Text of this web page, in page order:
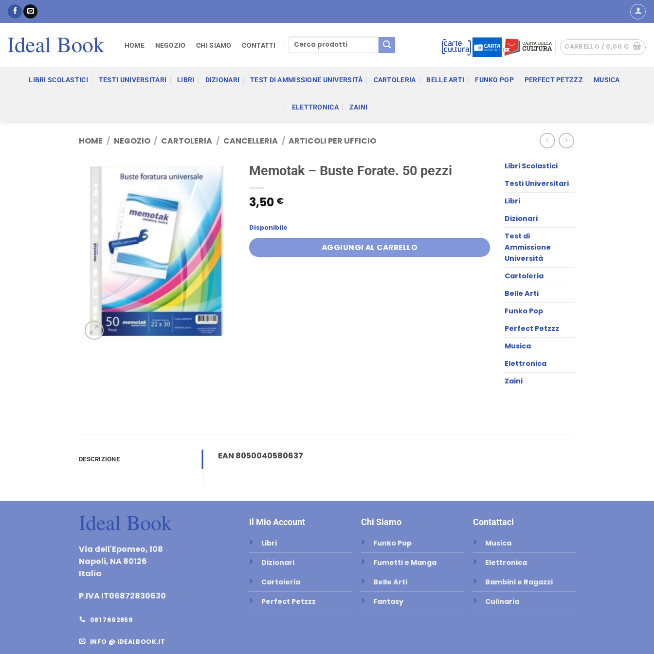
Salta
HOME NEGOZIO CHI SIAMO CONTATTI
Cerca:
CARRELLO / 0,00 €
LIBRI SCOLASTICI TESTI UNIVERSITARI LIBRI DIZIONARI TEST DI AMMISSIONE UNIVERSITÀ CARTOLERIA BELLE ARTI FUNKO POP PERFECT PETZZZ MUSICA
ELETTRONICA ZAINI
HOME / NEGOZIO / CARTOLERIA / CANCELLERIA / ARTICOLI PER UFFICIO
Memotak – Buste Forate. 50 pezzi
3,50 €
Disponibile
AGGIUNGI AL CARRELLO
Libri Scolastici
Testi Universitari
Libri
Dizionari
Test di
Ammissione
Università
Cartoleria
Belle Arti
Funko Pop
Perfect Petzzz
Musica
Elettronica
Zaini
DESCRIZIONE EAN 8050040580637
Via dell'Epomeo, 108
Napoli, NA 80126
Italia
P.IVA IT06872830630
081 7662859
INFO @ IDEALBOOK.IT
Il Mio Account
Libri
Dizionari
Cartoleria
Perfect Petzzz
Chi Siamo
Funko Pop
Fumetti e Manga
Belle Arti
Fantasy
Contattaci
Musica
Elettronica
Bambini e Ragazzi
Culinaria